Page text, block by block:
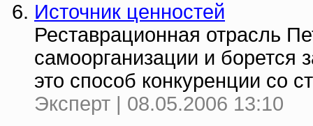
Источник ценностей
Реставрационная отрасль
самоорганизации и борется
это способ конкуренции со
Эксперт | 08.05.2006 13:10